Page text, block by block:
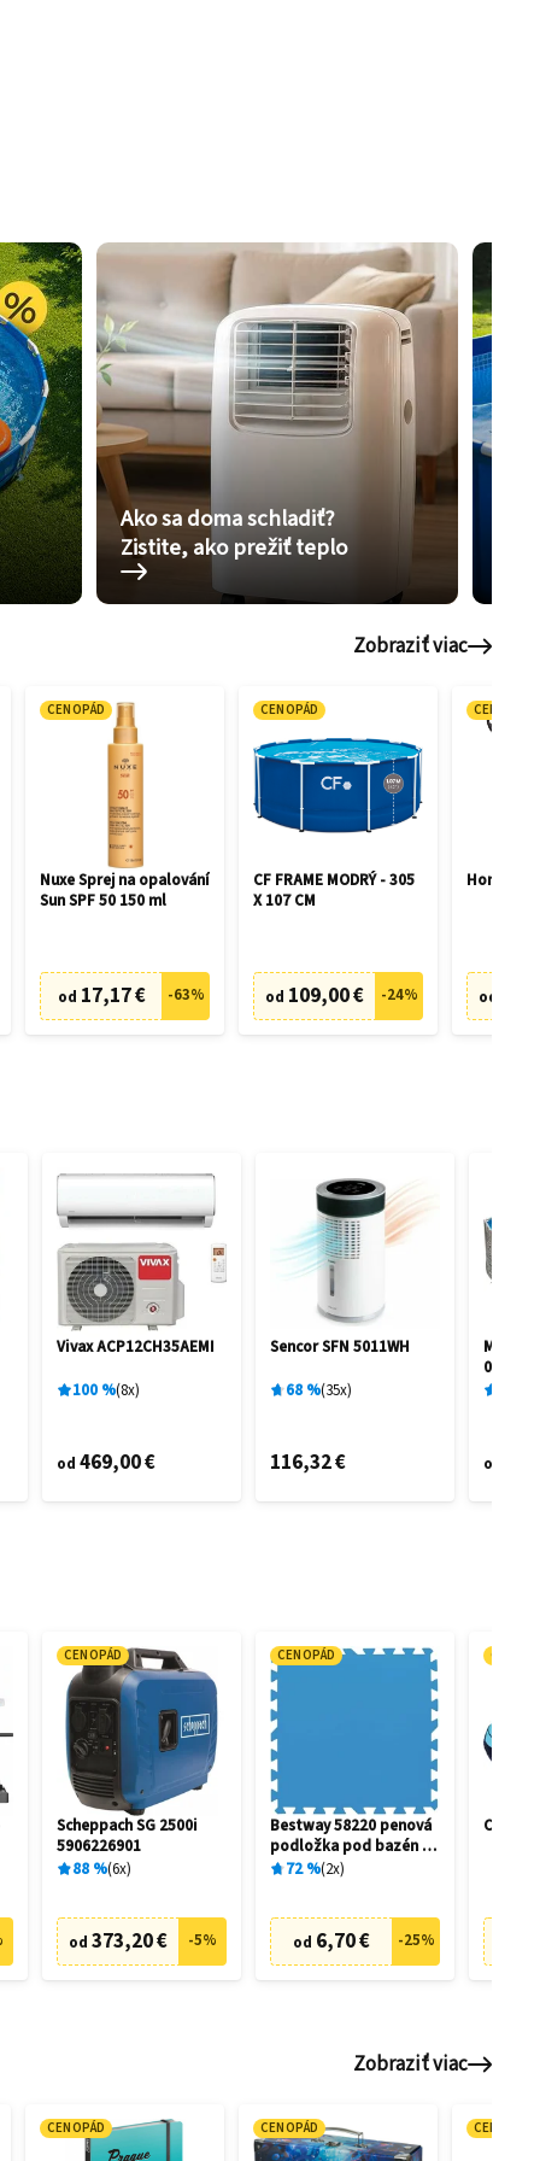
Ako sa doma schladiť?
Zistite, ako prežiť teplo
Zobraziť viac
CENOPÁD
Nuxe Sprej na opalování
Sun SPF 50 150 ml
od 17,17 € -63%
CENOPÁD
CF FRAME MODRÝ - 305
X 107 CM
od 109,00 € -24%
CENOPÁD
Honda
od
Vivax ACP12CH35AEMI
100 % 8x
od 469,00 €
Sencor SFN 5011WH
68 % 35x
116,32 €
0,91 M
od
CENOPÁD
Scheppach SG 2500i
5906226901
88 % 6x
od 373,20 € -5%
CENOPÁD
Bestway 58220 penová
podložka pod bazén 50
x 50 cm (9 ks)
72% 2x
od 6,70 € -25%
Crivit
Zobraziť viac
CENOPÁD CENOPÁD CENOPÁD